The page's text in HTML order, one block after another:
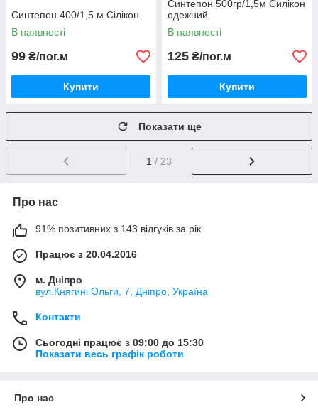
Синтепон 400/1,5 м Сілікон
В наявності
99 ₴/пог.м
Купити
Синтепон 500гр/1,5м Силікон
одежний
В наявності
125 ₴/пог.м
Купити
Показати ще
1 / 23
Про нас
91% позитивних з 143 відгуків за рік
Працює з 20.04.2016
м. Дніпро
вул.Княгині Ольги, 7, Дніпро, Україна
Контакти
Сьогодні працює з 09:00 до 15:30
Показати весь графік роботи
Про нас